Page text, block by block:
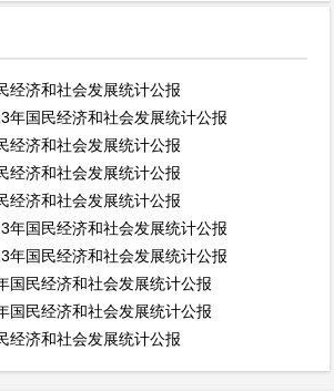
经济和社会发展统计公报
年国民经济和社会发展统计公报
经济和社会发展统计公报
经济和社会发展统计公报
经济和社会发展统计公报
年国民经济和社会发展统计公报
年国民经济和社会发展统计公报
国民经济和社会发展统计公报
国民经济和社会发展统计公报
经济和社会发展统计公报